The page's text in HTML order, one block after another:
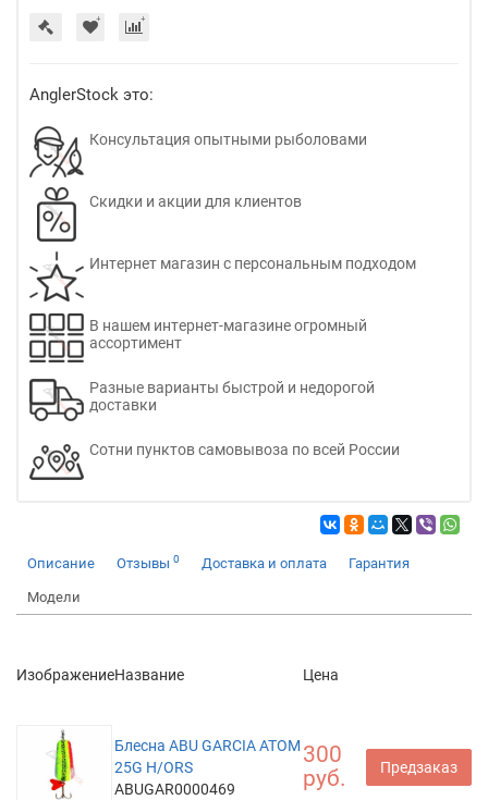
AnglerStock это:
Консультация опытными рыболовами
Скидки и акции для клиентов
Интернет магазин с персональным подходом
В нашем интернет-магазине огромный
ассортимент
Разные варианты быстрой и недорогой
доставки
Сотни пунктов самовывоза по всей России
Описание Отзывы 0 Доставка и оплата Гарантия
Модели
ИзображениеНазвание Цена
Блесна ABU GARCIA ATOM
25G H/ORS
ABUGAR0000469
300
руб.
Предзаказ